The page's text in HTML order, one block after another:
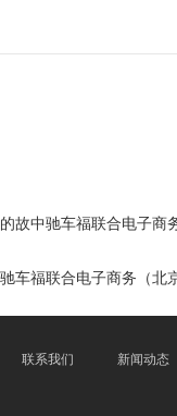
故中驰车福联合电子
车福联合电子商务（北
联系我们 新闻动态